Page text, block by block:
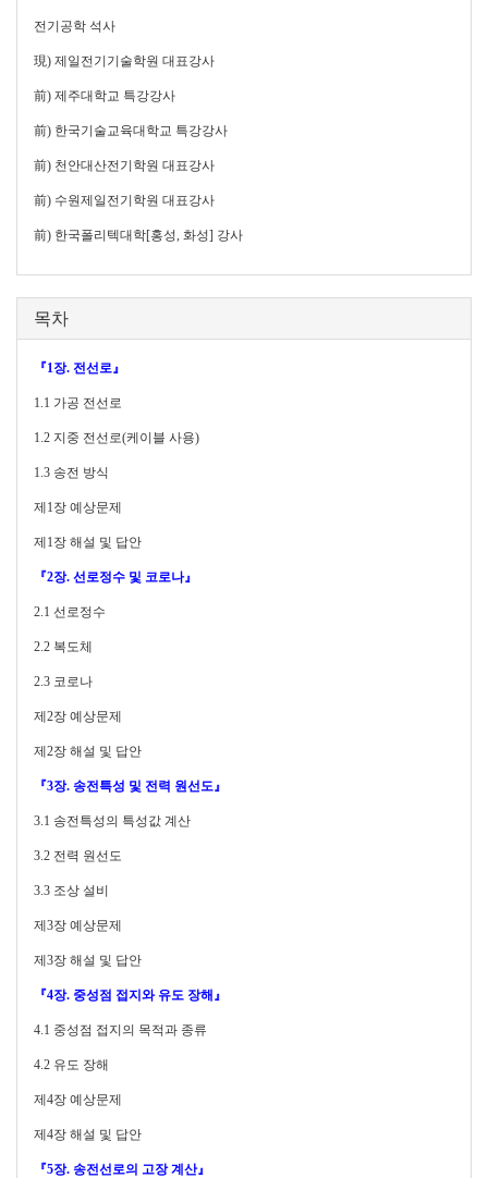
전기공학 석사
現) 제일전기기술학원 대표강사
前) 제주대학교 특강강사
前) 한국기술교육대학교 특강강사
前) 천안대산전기학원 대표강사
前) 수원제일전기학원 대표강사
前) 한국폴리텍대학[홍성, 화성] 강사
목차
『1장. 전선로』
1.1 가공 전선로
1.2 지중 전선로(케이블 사용)
1.3 송전 방식
제1장 예상문제
제1장 해설 및 답안
『2장. 선로정수 및 코로나』
2.1 선로정수
2.2 복도체
2.3 코로나
제2장 예상문제
제2장 해설 및 답안
『3장. 송전특성 및 전력 원선도』
3.1 송전특성의 특성값 계산
3.2 전력 원선도
3.3 조상 설비
제3장 예상문제
제3장 해설 및 답안
『4장. 중성점 접지와 유도 장해』
4.1 중성점 접지의 목적과 종류
4.2 유도 장해
제4장 예상문제
제4장 해설 및 답안
『5장. 송전선로의 고장 계산』